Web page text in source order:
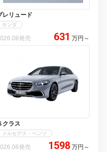
レリュード
ホンダ
発売 631 万円 ～
クラス
メルセデス・ベンツ
発売 1598 万円 ～